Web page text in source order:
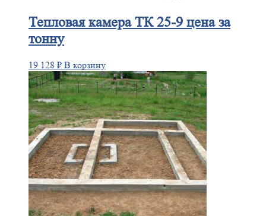
Тепловаякамера ТК 25-9 цена за
тонну
19 128 ₽ В корзину